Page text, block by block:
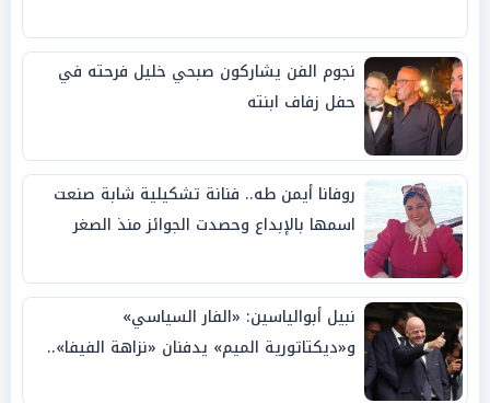
نجوم الفن يشاركون صبحي خليل فرحته في
حفل زفاف ابنته
روفانا أيمن طه.. فنانة تشكيلية شابة صنعت
اسمها بالإبداع وحصدت الجوائز منذ الصغر
نبيل أبوالياسين: «الفار السياسي»
و«ديكتاتورية الميم» يدفنان «نزاهة الفيفا»..